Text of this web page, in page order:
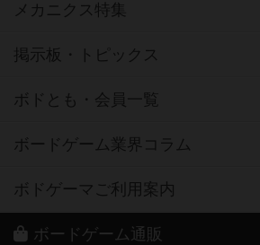
メカニクス特集
掲示板・トピックス
ボドとも・会員一覧
ボードゲーム業界コラム
ボドゲーマご利用案内
ボードゲーム通販